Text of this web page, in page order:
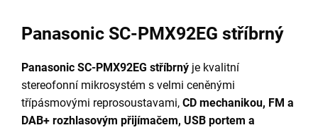
Panasonic SC-PMX92EG stříbrný
Panasonic SC-PMX92EG stříbrný je kvalitní
stereofonní mikrosystém s velmi ceněnými
třípásmovými reprosoustavami, CD mechanikou, FM a
DAB+ rozhlasovým přijímačem, USB portem a